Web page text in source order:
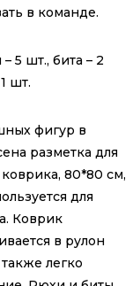
в команде.
5 шт., бита – 2
шт.
фигур в
разметка для
80*80 см,
для
Коврик
в рулон
легко